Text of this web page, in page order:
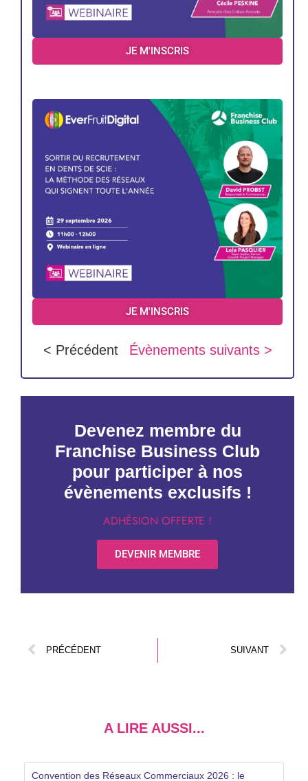
JE M'INSCRIS
JE M'INSCRIS
< Précédent Évènements suivants >
Devenez membre du
Franchise Business Club
pour participer à nos
évènements exclusifs !
ADHÉSION OFFERTE !
DEVENIR MEMBRE
PRÉCÉDENT SUIVANT
A LIRE AUSSI...
Convention des Réseaux Commerciaux 2026 : le